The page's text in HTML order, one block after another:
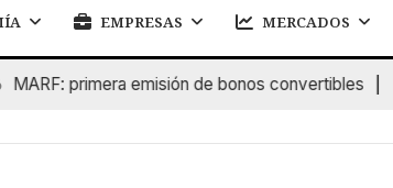
EMPRESAS MERCADOS
primera emisión de bonos convertibles